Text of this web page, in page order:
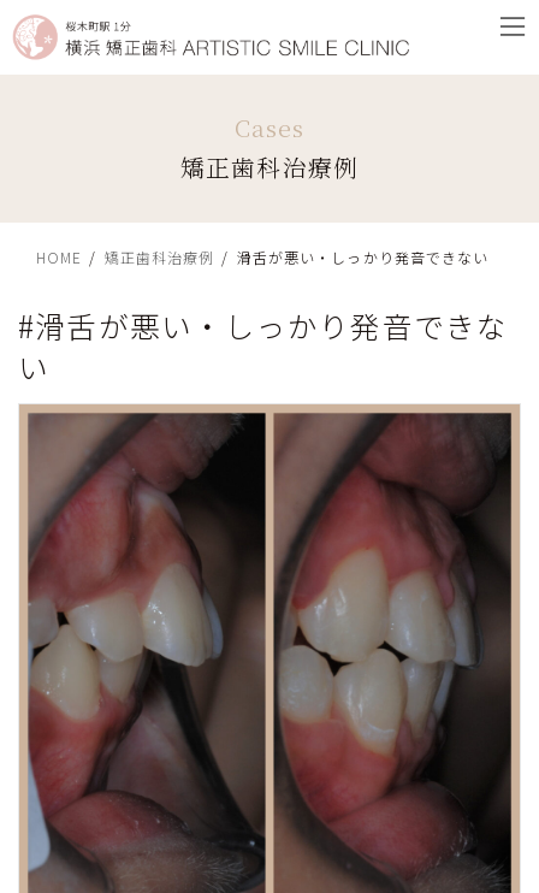
ン
テ
キ
ビ
ゲ
に
矯正歯科治療例
HOME 矯正歯科治療例 滑舌が悪い・しっかり発音できない
#滑舌が悪い・しっかり発音できな
い